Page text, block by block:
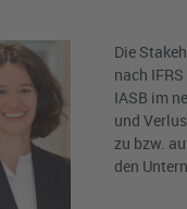
Die
nach
IASB im
und
zu bzw.
den